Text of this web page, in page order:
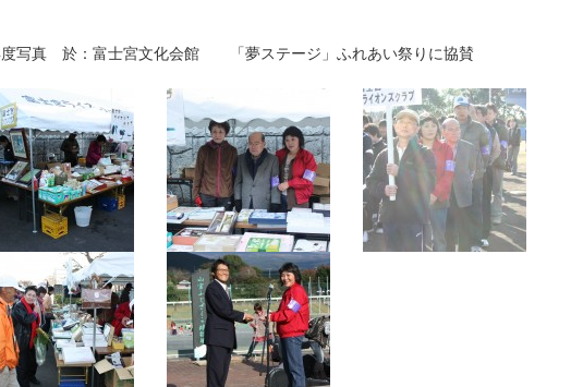
度写真 於：富士宮文化会館 「夢ステージ」ふれあい祭りに協賛